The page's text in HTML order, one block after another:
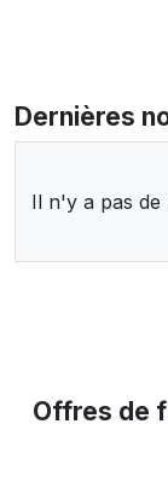
Dernières
Il n'y a pas de
Offres de